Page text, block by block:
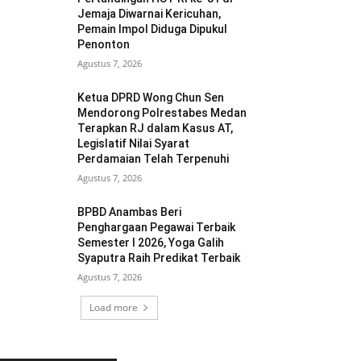
Jemaja Diwarnai Kericuhan,
Pemain Impol Diduga Dipukul
Penonton
Agustus 7, 2026
Ketua DPRD Wong Chun Sen
Mendorong Polrestabes Medan
Terapkan RJ dalam Kasus AT,
Legislatif Nilai Syarat
Perdamaian Telah Terpenuhi
Agustus 7, 2026
BPBD Anambas Beri
Penghargaan Pegawai Terbaik
Semester I 2026, Yoga Galih
Syaputra Raih Predikat Terbaik
Agustus 7, 2026
Load more